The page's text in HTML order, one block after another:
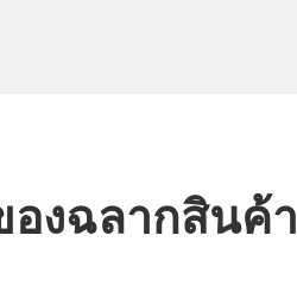
งฉลากสินค้า